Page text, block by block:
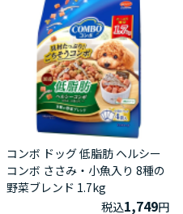
コンボ ドッグ 低脂肪 ヘルシー
コンボ ささみ・小魚入り 8種の
野菜ブレンド 1.7kg
税込1,749円